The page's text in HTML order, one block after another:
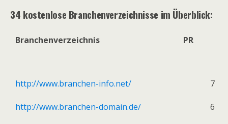
34 kostenlose Branchenverzeichnisse im Überblick:
Branchenverzeichnis PR
http://www.branchen-info.net/ 7
http://www.branchen-domain.de/ 6